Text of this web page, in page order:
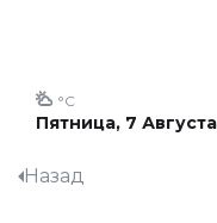
Пятница, 7 Августа
°C
Назад